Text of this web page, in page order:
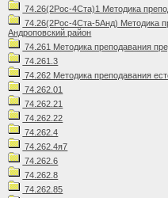
74.26(2Рос-4Ста)1 Методика
74.26(2Рос-4Ста-5Анд) Методика
Андроповский район
74.261 Методика преподавания
74.261.3
74.262 Методика преподавания
74.262.01
74.262.21
74.262.22
74.262.4
74.262.4я7
74.262.6
74.262.8
74.262.85